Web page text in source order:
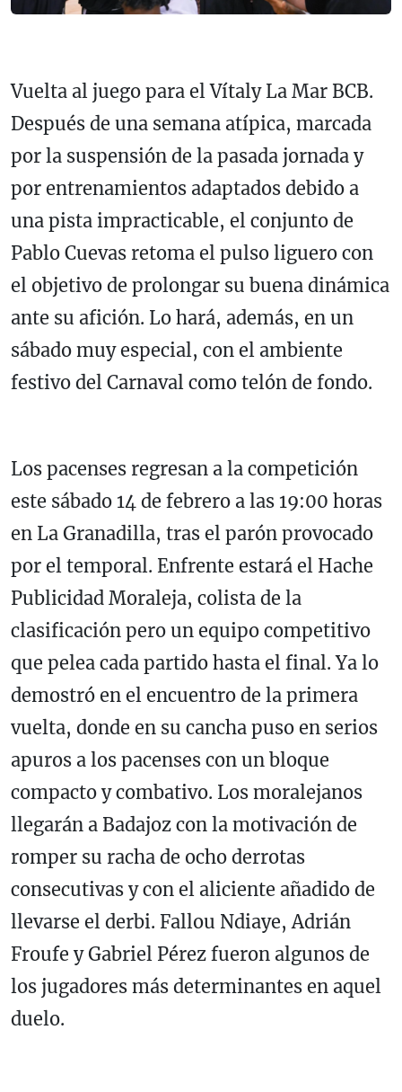
Vuelta al juego para el Vítaly La Mar BCB.
Después de una semana atípica, marcada
por la suspensión de la pasada jornada y
por entrenamientos adaptados debido a
una pista impracticable, el conjunto de
Pablo Cuevas retoma el pulso liguero con
el objetivo de prolongar su buena dinámica
ante su afición. Lo hará, además, en un
sábado muy especial, con el ambiente
festivo del Carnaval como telón de fondo.
Los pacenses regresan a la competición
este sábado 14 de febrero a las 19:00 horas
en La Granadilla, tras el parón provocado
por el temporal. Enfrente estará el Hache
Publicidad Moraleja, colista de la
clasificación pero un equipo competitivo
que pelea cada partido hasta el final. Ya lo
demostró en el encuentro de la primera
vuelta, donde en su cancha puso en serios
apuros a los pacenses con un bloque
compacto y combativo. Los moralejanos
llegarán a Badajoz con la motivación de
romper su racha de ocho derrotas
consecutivas y con el aliciente añadido de
llevarse el derbi. Fallou Ndiaye, Adrián
Froufe y Gabriel Pérez fueron algunos de
los jugadores más determinantes en aquel
duelo.